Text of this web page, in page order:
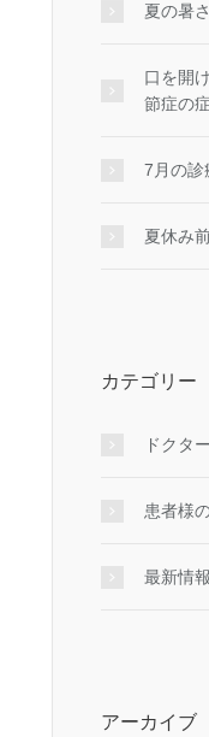
夏の暑
口を開
節症の
7月の診
夏休み
カテゴリー
ドクタ
患者様
最新情報
アーカイブ